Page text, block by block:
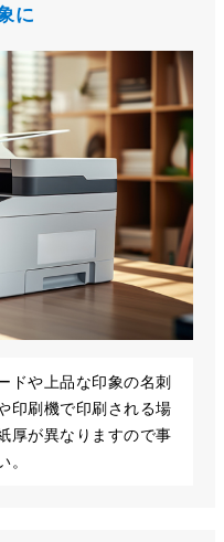
に
ドや上品な印象の名刺
印刷機で印刷される場
厚が異なりますので事
。